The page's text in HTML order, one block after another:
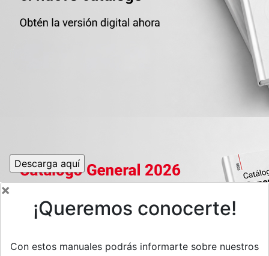
×
¡Queremos conocerte!
Con estos manuales podrás informarte sobre nuestros